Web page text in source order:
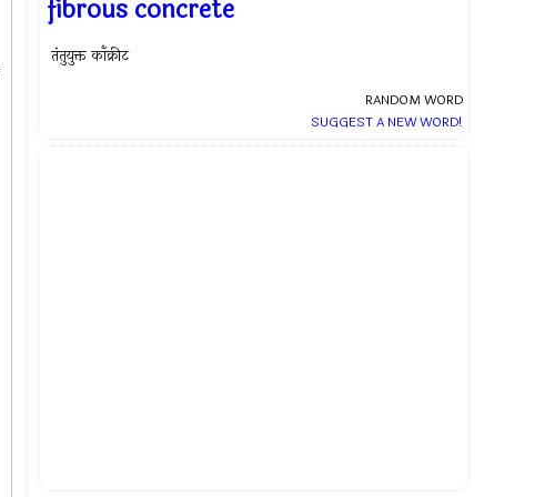
fibrous concrete
तंतुयुक्त काँक्रीट
RANDOM WORD
SUGGEST A NEW WORD!